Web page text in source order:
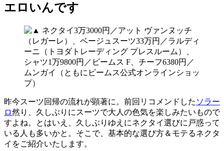
エロいんです
昨今スーツ回帰の流れが顕著に。前回リコメンドした ソラー
ロ然り、久しぶりにスーツで大人の色気を楽しみたいもので
すよね。とはいえ、久しぶりゆえにネクタイ選びに戸惑って
いる人も多いかと。そこで、基本的な選び方＆モテるネクタ
イをご紹介いたします。